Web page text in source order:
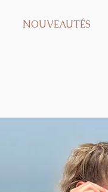
NOUVEAUTÉS